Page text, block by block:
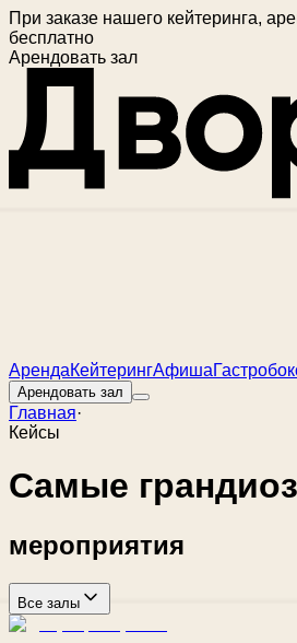
При заказе нашего кейтеринга,
бесплатно
Арендовать зал
АрендаКейтерингАфиша
Арендовать зал
Главная·
Кейсы
Самые
мероприятия
Все залы